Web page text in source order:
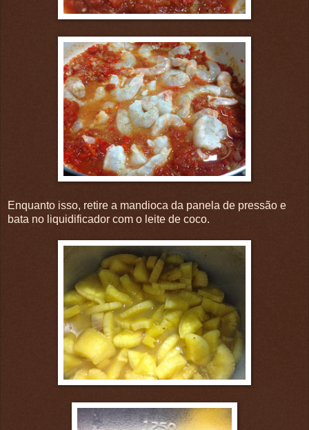
Enquanto isso, retire a mandioca da panela de pressão e
bata no liquidificador com o leite de coco.